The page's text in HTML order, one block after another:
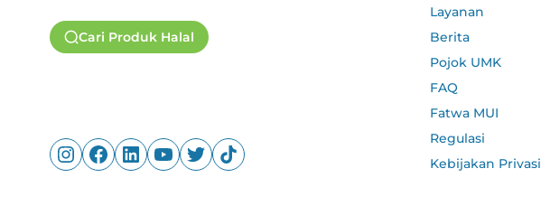
Cari Produk Halal
Layanan
Berita
Pojok UMK
FAQ
Fatwa MUI
Regulasi
Kebijakan Privasi